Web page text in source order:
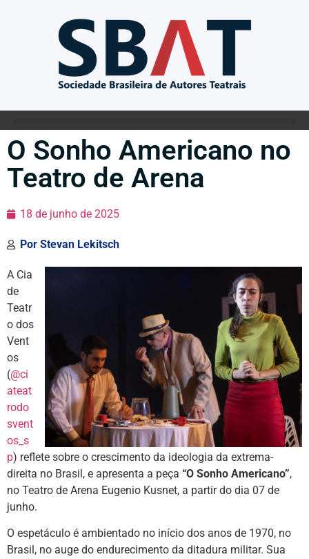
O Sonho Americano no
Teatro de Arena
18 de junho de 2025
Por Stevan Lekitsch
A Cia
de
Teatr
o dos
Vent
os
(@ci
ateat
rodo
svent
os_s
p) reflete sobre o crescimento da ideologia da extrema-
direita no Brasil, e apresenta a peça “O Sonho Americano”,
no Teatro de Arena Eugenio Kusnet, a partir do dia 07 de
junho.
O espetáculo é ambientado no início dos anos de 1970, no
Brasil, no auge do endurecimento da ditadura militar. Sua